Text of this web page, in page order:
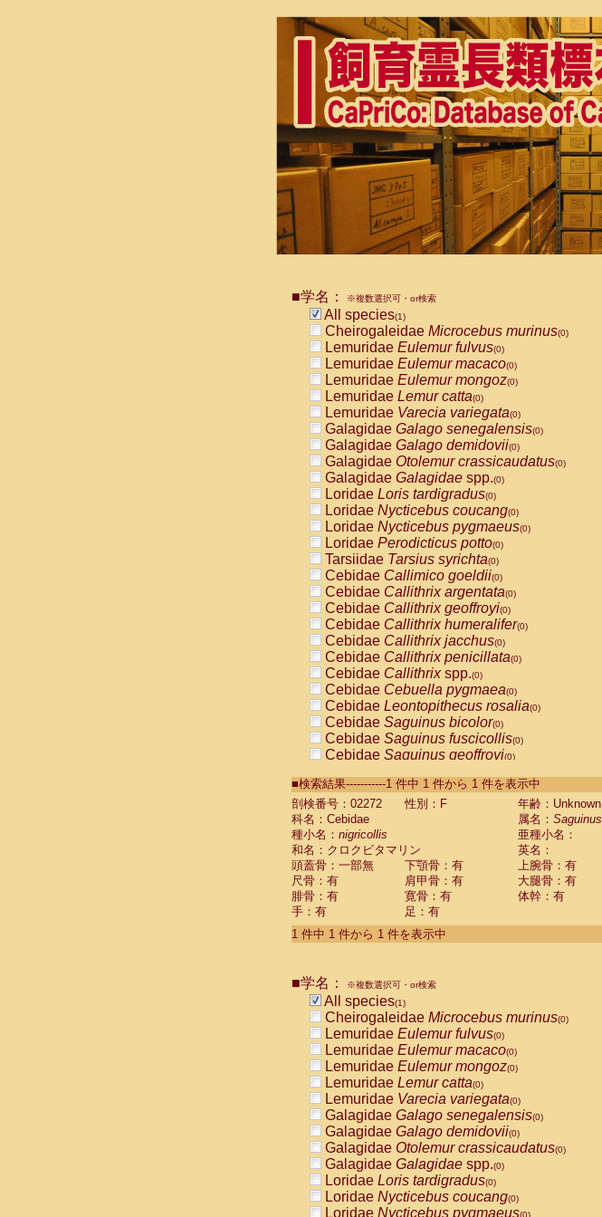
■学名： ※複数選択可・or検索
All species(1)
Cheirogaleidae Microcebus murinus(0)
Lemuridae Eulemur fulvus(0)
Lemuridae Eulemur macaco(0)
Lemuridae Eulemur mongoz(0)
Lemuridae Lemur catta(0)
Lemuridae Varecia variegata(0)
Galagidae Galago senegalensis(0)
Galagidae Galago demidovii(0)
Galagidae Otolemur crassicaudatus(0)
Galagidae Galagidae spp.(0)
Loridae Loris tardigradus(0)
Loridae Nycticebus coucang(0)
Loridae Nycticebus pygmaeus(0)
Loridae Perodicticus potto(0)
Tarsiidae Tarsius syrichta(0)
Cebidae Callimico goeldii(0)
Cebidae Callithrix argentata(0)
Cebidae Callithrix geoffroyi(0)
Cebidae Callithrix humeralifer(0)
Cebidae Callithrix jacchus(0)
Cebidae Callithrix penicillata(0)
Cebidae Callithrixspp.(0)
Cebidae Cebuella pygmaea(0)
Cebidae Leontopithecus rosalia(0)
Cebidae Saguinus bicolor(0)
Cebidae Saguinus fuscicollis(0)
Cebidae Saguinus geoffroyi(0)
CebidaeSaguinus labiatus(0)
Cebidae Saguinus leucopus (0)
Cebidae
CebidaeSaguinus mystax
CebidaeSaguinus nigricollis (1)
Cebidae Saguinus oedipus
Cebidae Saguinus weddelli
Cebidae Saguinusspp.
Cebidae Aotus trivirgatus
Cebidae Cebus albifrons
CebidaeCebus nigrivittatus
CebidaeCebus
CebidaeSaimiri boliviensis(0)
CebidaeSaimiri sciureus(0)
AtelidaeAlouatta caraya(0)
AtelidaeAlouatta fusca(0)
AtelidaeAlouatta seniculus
AtelidaeAlouattaspp.(0)
AtelidaeAteles belzebuth(0)
AtelidaeAteles geoffroyi(0)
AtelidaeAteles paniscus(0)
AtelidaeAtelesspp.(0)
Atelidae Lagothrix lagothricha
AtelidaeLagothrix lagothricha cana
PitheciidaeCacajao calvus rubicundus
■検索結果-----------1 件中 1 件から 1 件を表示中
剖検番号：02272
性別：F
年齢：Unknown
科名：Cebidae
属名： Saguinus
種小名： nigricollis
亜種小名：
和名：クロクビタマリン
英名：
頭蓋骨：一部無
下顎骨：有 上腕骨：有
尺骨：有
肩甲骨：有 大腿骨：有
腓骨：有
寛骨：有
体幹：有
手：有
足：有
1 件中 1 件から 1 件を表示中
■学名： ※複数選択可・or検索
All species(1)
Cheirogaleidae Microcebus murinus(0)
Lemuridae Eulemur fulvus(0)
Lemuridae Eulemur macaco(0)
Lemuridae Eulemur mongoz(0)
Lemuridae Lemur catta(0)
Lemuridae Varecia variegata(0)
Galagidae Galago senegalensis(0)
Galagidae Galago demidovii(0)
Galagidae Otolemur crassicaudatus(0)
Galagidae Galagidae spp.(0)
Loridae Loris tardigradus(0)
Loridae Nycticebus coucang(0)
Loridae Nycticebus pygmaeus(0)